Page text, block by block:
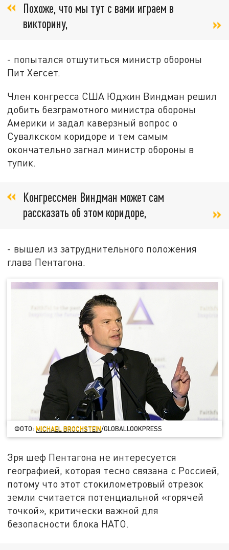
Похоже, что мы тут с вами играем в
викторину,
- попытался отшутиться министр обороны
Пит Хегсет.
Член конгресса США Юджин Виндман решил
добить безграмотного министра обороны
Америки и задал каверзный вопрос о
Сувалкском коридоре и тем самым
окончательно загнал министр обороны в
тупик.
Конгрессмен Виндман может сам
рассказать об этом коридоре,
- вышел из затруднительного положения
глава Пентагона.
ФОТО:MICHAEL BROCHSTEIN/GLOBALLOOKPRESS
Зря шеф Пентагона не интересуется
географией, которая тесно связана с Россией,
потому что этот стокилометровый отрезок
земли считается потенциальной «горячей
точкой», критически важной для
безопасности блока НАТО.